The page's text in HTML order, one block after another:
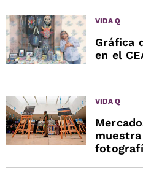
VIDA Q
Gráfica
en el
VIDA Q